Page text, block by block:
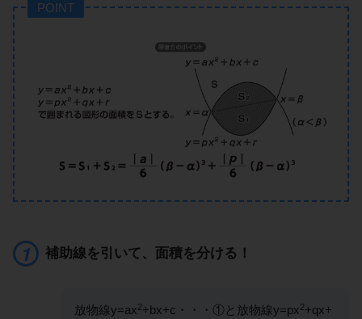
POINT
補助線を引いて、面積を分ける！
放物線y=ax2+bx+c・・・①と放物線y=px2+qx+